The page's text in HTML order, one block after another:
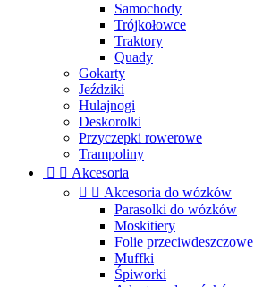
Samochody
Trójkołowce
Traktory
Quady
Gokarty
Jeździki
Hulajnogi
Deskorolki
Przyczepki rowerowe
Trampoliny
  Akcesoria
  Akcesoria do wózków
Parasolki do wózków
Moskitiery
Folie przeciwdeszczowe
Muffki
Śpiworki